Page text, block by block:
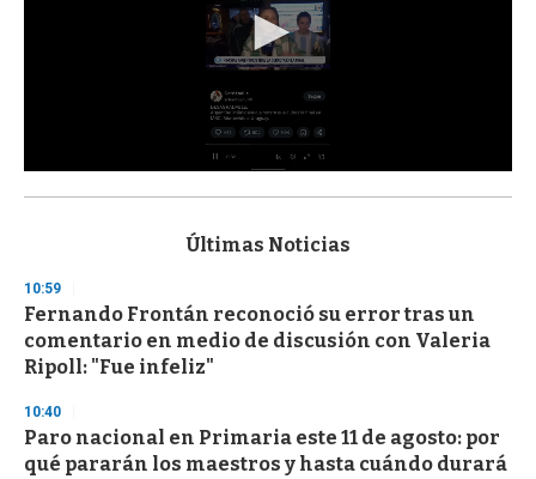
s
d
s
o
f
3
s
e
c
o
Últimas Noticias
10:59
Fernando Frontán reconoció su error tras un
comentario en medio de discusión con Valeria
Ripoll: "Fue infeliz"
10:40
Paro nacional en Primaria este 11 de agosto: por
qué pararán los maestros y hasta cuándo durará